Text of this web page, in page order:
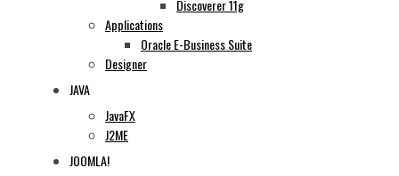
Discoverer 11g
Applications
Oracle E-Business Suite
Designer
JAVA
JavaFX
J2ME
JOOMLA!